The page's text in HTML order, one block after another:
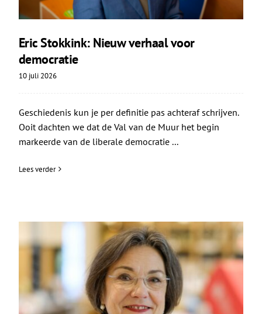
Eric Stokkink: Nieuw verhaal voor
democratie
10 juli 2026
Geschiedenis kun je per definitie pas achteraf schrijven.
Ooit dachten we dat de Val van de Muur het begin
markeerde van de liberale democratie ...
Lees verder